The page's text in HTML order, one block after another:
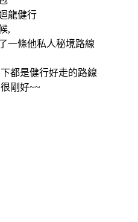
龍健行
,
一條他私人秘境路線
都是健行好走的路線
剛好~~